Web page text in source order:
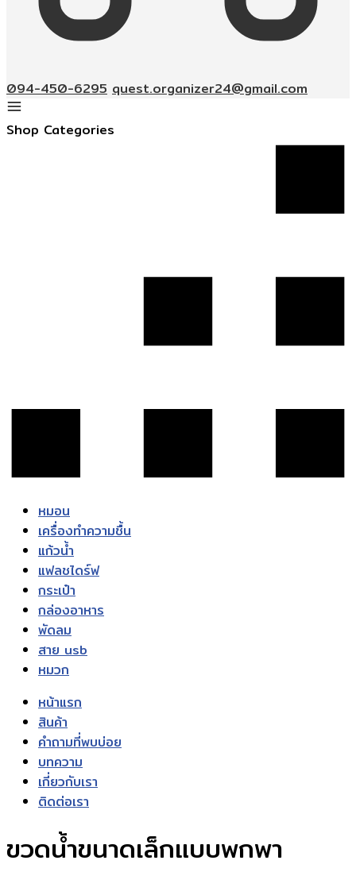
094-450-6295 quest.organizer24@gmail.com
Shop Categories
หมอน
เครื่องทำความชื้น
แก้วน้ำ
แฟลชไดร์ฟ
กระเป๋า
กล่องอาหาร
พัดลม
สาย usb
หมวก
หน้าแรก
สินค้า
คำถามที่พบบ่อย
บทความ
เกี่ยวกับเรา
ติดต่อเรา
ขวดน้ำขนาดเล็กแบบพกพา